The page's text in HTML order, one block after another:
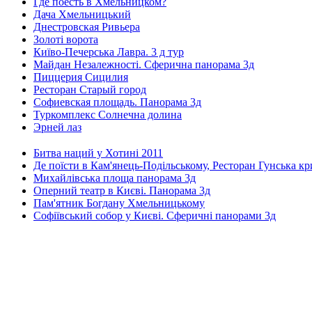
Дача Хмельницький
Днестровская Ривьера
Золоті ворота
Київо-Печерська Лавра. 3 д тур
Майдан Незалежності. Сферична панорама 3д
Пиццерия Сицилия
Ресторан Старый город
Софиевская площадь. Панорама 3д
Туркомплекс Солнечна долина
Эрней лаз
Битва наций у Хотині 2011
Де поїсти в Кам'янець-Подільському, Ресторан Гунська
Михайлівська площа панорама 3д
Оперний театр в Києві. Панорама 3д
Пам'ятник Богдану Хмельницькому
Софіївський собор у Києві. Сферичні панорами 3д